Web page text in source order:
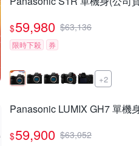
$59,980 $63,136
限時下殺 券
+2
Panasonic LUMIX GH7 單機
$59,900 $63,052